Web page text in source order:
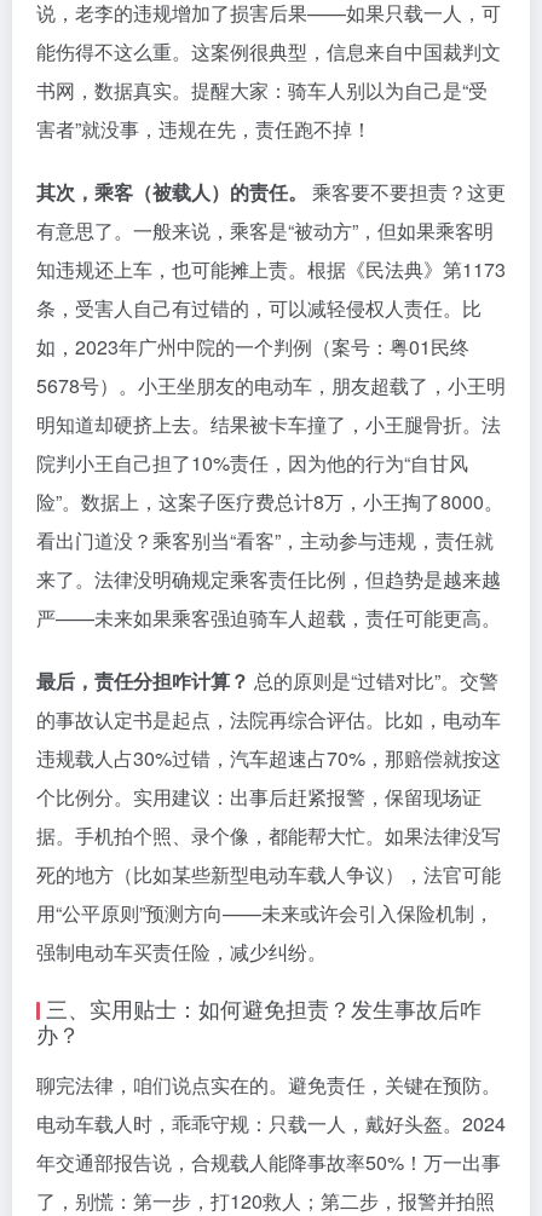
说，老李的违规增加了损害后果——如果只载一人，可
能伤得不这么重。这案例很典型，信息来自中国裁判文
书网，数据真实。提醒大家：骑车人别以为自己是“受
害者”就没事，违规在先，责任跑不掉！
其次，乘客（被载人）的责任。
乘客要不要担责？这更
有意思了。一般来说，乘客是“被动方”，但如果乘客明
知违规还上车，也可能摊上责。根据《民法典》第1173
条，受害人自己有过错的，可以减轻侵权人责任。比
如，2023年广州中院的一个判例（案号：粤01民终
5678号）。小王坐朋友的电动车，朋友超载了，小王明
明知道却硬挤上去。结果被卡车撞了，小王腿骨折。法
院判小王自己担了10%责任，因为他的行为“自甘风
险”。数据上，这案子医疗费总计8万，小王掏了8000。
看出门道没？乘客别当“看客”，主动参与违规，责任就
来了。法律没明确规定乘客责任比例，但趋势是越来越
严——未来如果乘客强迫骑车人超载，责任可能更高。
最后，责任分担咋计算？ 总的原则是“过错对比”。交警
的事故认定书是起点，法院再综合评估。比如，电动车
违规载人占30%过错，汽车超速占70%，那赔偿就按这
个比例分。实用建议：出事后赶紧报警，保留现场证
据。手机拍个照、录个像，都能帮大忙。如果法律没写
死的地方（比如某些新型电动车载人争议），法官可能
用“公平原则”预测方向——未来或许会引入保险机制，
强制电动车买责任险，减少纠纷。
三、实用贴士：如何避免担责？发生事故后咋
办？
聊完法律，咱们说点实在的。避免责任，关键在预防。
电动车载人时，乖乖守规：只载一人，戴好头盔。2024
年交通部报告说，合规载人能降事故率50%！万一出事
了，别慌：第一步，打120救人；第二步，报警并拍照